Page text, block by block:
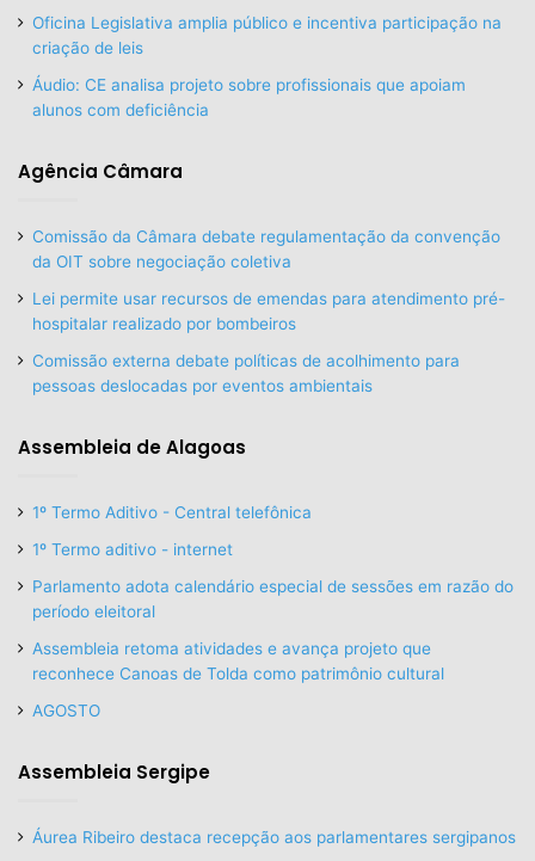
Oficina Legislativa amplia público e incentiva participação na
criação de leis
Áudio: CE analisa projeto sobre profissionais que apoiam
alunos com deficiência
Agência Câmara
Comissão da Câmara debate regulamentação da convenção
da OIT sobre negociação coletiva
Lei permite usar recursos de emendas para atendimento pré-
hospitalar realizado por bombeiros
Comissão externa debate políticas de acolhimento para
pessoas deslocadas por eventos ambientais
Assembleia de Alagoas
1º Termo Aditivo - Central telefônica
1º Termo aditivo - internet
Parlamento adota calendário especial de sessões em razão do
período eleitoral
Assembleia retoma atividades e avança projeto que
reconhece Canoas de Tolda como patrimônio cultural
AGOSTO
Assembleia Sergipe
Áurea Ribeiro destaca recepção aos parlamentares sergipanos